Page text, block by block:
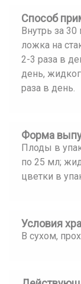
Способ
Внутрь за
ложка на
2-3 раза в
день,
раза в день.
Форма
Плоды в
по 25 мл;
цветки в
Условия
В сухом,